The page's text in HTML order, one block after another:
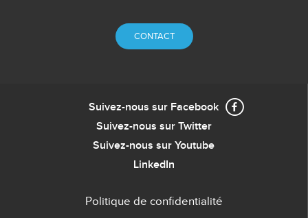
CONTACT
Suivez-nous sur Facebook
Suivez-nous sur Twitter
Suivez-nous sur Youtube
LinkedIn
Politique de confidentialité